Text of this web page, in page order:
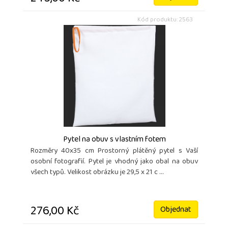
Kód produktu: 2563
Pytel na obuv s vlastním fotem
Rozměry 40x35 cm Prostorný plátěný pytel s Vaší
osobní fotografií. Pytel je vhodný jako obal na obuv
všech typů. Velikost obrázku je 29,5 x 21 c ...
276,00 Kč Objednat